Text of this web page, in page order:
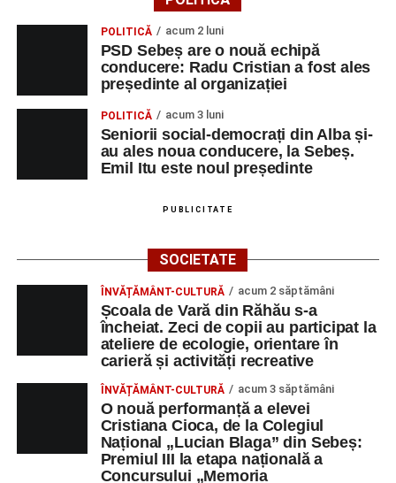
Ioana Lascu și Horia Călin Pop
Vlad Dordea
.
Piața Primăriei
(Race Office) pentru competiția
Blaga” Sebeș
Orele 10.00–20.00– Punct oficial de înscrieri și informații
(Race Office) pentru competiția„Cicloaventurier de
Râpa Roșie
Orele 17.00–20.00– Antrenamente libere pe traseul de
POLITICĂ acum 2 luni
PSD Sebeș are o nouă echipă
conducere: Radu Cristian a fost ales
președinte al organizației
POLITICĂ acum 3 luni
Seniorii social-democrați din Alba și-
au ales noua conducere, la Sebeș.
Emil Itu este noul președinte
PUBLICITATE
SOCIETATE
ÎNVĂȚĂMÂNT-CULTURĂ acum 2 săptămâni
Școala de Vară din Răhău s-a
încheiat. Zeci de copii au participat la
ateliere de ecologie, orientare în
carieră și activități recreative
ÎNVĂȚĂMÂNT-CULTURĂ acum 3 săptămâni
O nouă performanță a elevei
Cristiana Cioca, de la Colegiul
Național „Lucian Blaga” din Sebeș:
Premiul III la etapa națională a
Concursului „Memoria